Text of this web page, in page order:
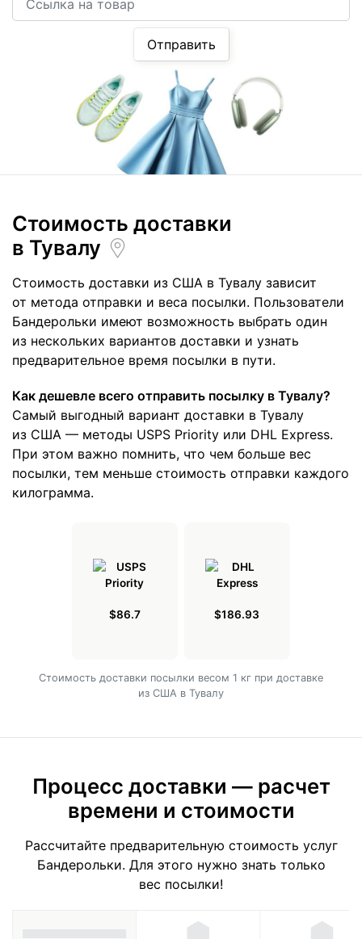
Отправить
Стоимость доставки
в Тувалу
Стоимость доставки из США в Тувалу зависит
от метода отправки и веса посылки. Пользователи
Бандерольки имеют возможность выбрать один
из нескольких вариантов доставки и узнать
предварительное время посылки в пути.
Как дешевле всего отправить посылку в Тувалу?
Самый выгодный вариант доставки в Тувалу
из США — методы USPS Priority или DHL Express.
При этом важно помнить, что чем больше вес
посылки, тем меньше стоимость отправки каждого
килограмма.
$86.7 $186.93
Cтоимость доставки посылки весом 1 кг при доставке
из США в Тувалу
Процесс доставки — расчет
времени и стоимости
Рассчитайте предварительную стоимость услуг
Бандерольки. Для этого нужно знать только
вес посылки!